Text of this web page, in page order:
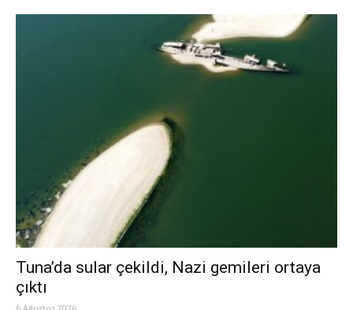
Tuna’da sular çekildi, Nazi gemileri ortaya
çıktı